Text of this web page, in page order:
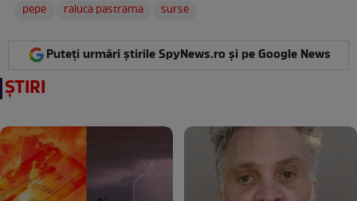
pepe
raluca pastrama surse
Puteți urmări știrile SpyNews.ro și pe Google News
ȘTIRI